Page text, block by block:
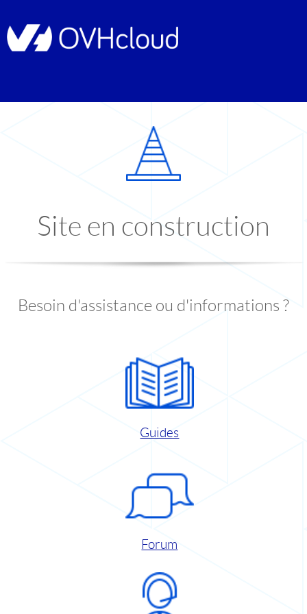
Site en construction
Besoin d'assistance ou d'informations ?
Guides
Forum